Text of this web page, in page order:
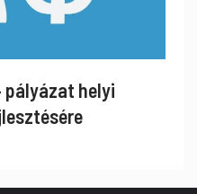
pályázat helyi